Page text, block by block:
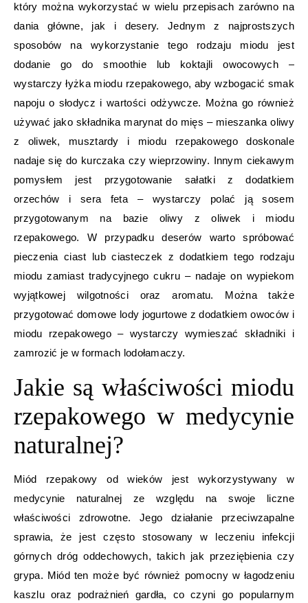
który można wykorzystać w wielu przepisach zarówno na
dania główne, jak i desery. Jednym z najprostszych
sposobów na wykorzystanie tego rodzaju miodu jest
dodanie go do smoothie lub koktajli owocowych –
wystarczy łyżka miodu rzepakowego, aby wzbogacić smak
napoju o słodycz i wartości odżywcze. Można go również
używać jako składnika marynat do mięs – mieszanka oliwy
z oliwek, musztardy i miodu rzepakowego doskonale
nadaje się do kurczaka czy wieprzowiny. Innym ciekawym
pomysłem jest przygotowanie sałatki z dodatkiem
orzechów i sera feta – wystarczy polać ją sosem
przygotowanym na bazie oliwy z oliwek i miodu
rzepakowego. W przypadku deserów warto spróbować
pieczenia ciast lub ciasteczek z dodatkiem tego rodzaju
miodu zamiast tradycyjnego cukru – nadaje on wypiekom
wyjątkowej wilgotności oraz aromatu. Można także
przygotować domowe lody jogurtowe z dodatkiem owoców i
miodu rzepakowego – wystarczy wymieszać składniki i
zamrozić je w formach lodołamaczy.
Jakie są właściwości miodu
rzepakowego w medycynie
naturalnej?
Miód rzepakowy od wieków jest wykorzystywany w
medycynie naturalnej ze względu na swoje liczne
właściwości zdrowotne. Jego działanie przeciwzapalne
sprawia, że jest często stosowany w leczeniu infekcji
górnych dróg oddechowych, takich jak przeziębienia czy
grypa. Miód ten może być również pomocny w łagodzeniu
kaszlu oraz podrażnień gardła, co czyni go popularnym